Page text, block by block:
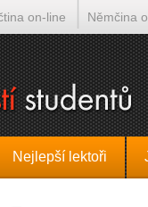
Nejlepší lektoři
on-line Němčina